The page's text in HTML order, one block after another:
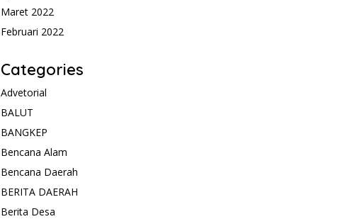
Maret 2022
Februari 2022
Categories
Advetorial
BALUT
BANGKEP
Bencana Alam
Bencana Daerah
BERITA DAERAH
Berita Desa